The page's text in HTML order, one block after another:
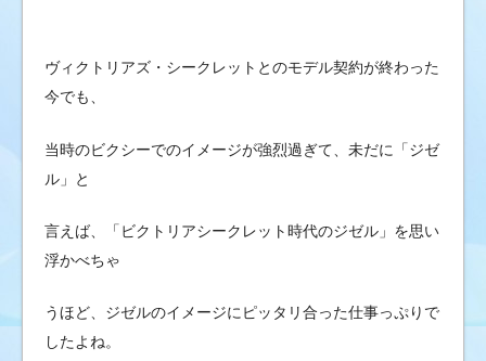
ヴィクトリアズ・シークレットとのモデル契約が終わった
今でも、
当時のビクシーでのイメージが強烈過ぎて、未だに「ジゼ
ル」と
言えば、「ビクトリアシークレット時代のジゼル」を思い
浮かべちゃ
うほど、ジゼルのイメージにピッタリ合った仕事っぷりで
したよね。